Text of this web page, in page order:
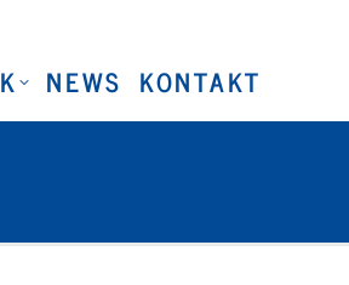
NEWS KONTAKT